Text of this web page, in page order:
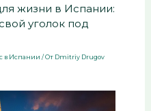
жизни в Испании:
уголок под
в Испании / От Dmitriy Drugov